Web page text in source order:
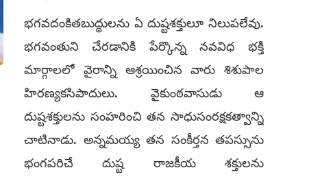
భగవదంకితబుద్ధులను ఏ దుష్టశక్తులూ నిలుపలేవు.
భగవంతుని చేరడానికి పేర్కొన్న నవవిధ భక్తి
మార్గాలలో వైరాన్ని ఆశ్రయించిన వారు శిశుపాల
హిరణ్యకసిపాదులు. వైకుంఠవాసుడు ఆ
దుష్టశక్తులను సంహరించి తన సాధుసంరక్షకత్వాన్ని
చాటినాడు. అన్నమయ్య తన సంకీర్తన తపస్సును
భంగపరిచే దుష్ట రాజకీయ శక్తులను